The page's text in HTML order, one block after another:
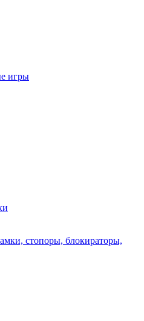
игры
стопоры, блокираторы,